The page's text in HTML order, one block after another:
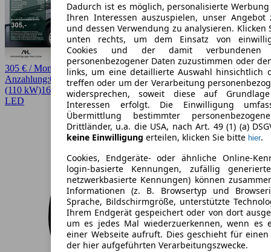
Dadurch ist es möglich, personalisierte
Ihren Interessen auszuspielen, unser Angebot
und dessen Verwendung zu analysieren. Klicken
unten rechts, um dem Einsatz von
Cookies und der damit verbundenen
personenbezogener Daten zuzustimmen oder
links, um eine detaillierte Auswahl hinsichtlich
treffen oder um der Verarbeitung
widersprechen, soweit diese auf
Interessen erfolgt. Die Einwilligung
Übermittlung bestimmter
Drittländer, u.a. die USA, nach Art. 49 (1) (a)
keine Einwilligung erteilen, klicken Sie bitte hier.
Cookies, Endgeräte- oder ähnliche Online-
login-basierte Kennungen, zufällig
netzwerkbasierte Kennungen) können
Informationen (z. B. Browsertyp und
Sprache, Bildschirmgröße, unterstützte
Ihrem Endgerät gespeichert oder von dort
um es jedes Mal wiederzuerkennen, wenn es
einer Webseite aufruft. Dies geschieht für
der hier aufgeführten Verarbeitungszwecke.
305 € / Monat
Anzahlung:0,00 €Laufzeit:48 Monate km/Jahr:10.000 Benzin 150 PS
(110 kW)16.401 kmEZ 08/2025 Automatik SUV / Pickup
4 Türen
LED